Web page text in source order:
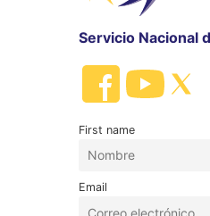
Servicio Nacional
First name
Email